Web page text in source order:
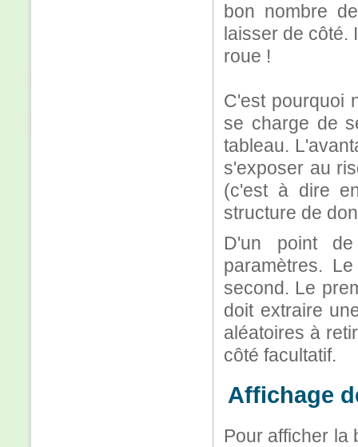
bon nombre
laisser de côté.
roue !
C'est pourquoi
se charge de
tableau.
s'exposer au
(c'est à dire
structure de
D'un point
paramètres.
second. Le
doit extraire
aléatoires à
côté facultatif.
Affichage
Pour afficher la